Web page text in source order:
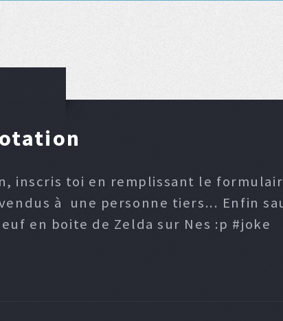
inscris toi en remplissant le
à une personne tiers... Enfin
en boite de Zelda sur Nes :p #joke